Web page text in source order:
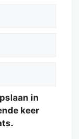
in
keer